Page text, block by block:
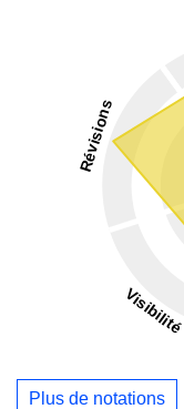
Plus de notations